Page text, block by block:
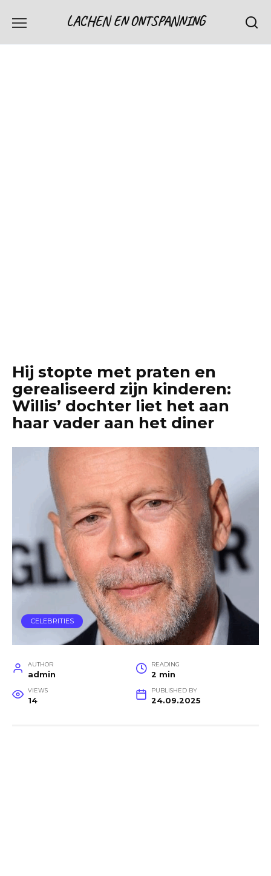
LACHEN EN ONTSPANNING
Hij stopte met praten en
gerealiseerd zijn kinderen:
Willis’ dochter liet het aan
haar vader aan het diner
CELEBRITIES
AUTHOR
admin
READING
2 min
VIEWS
14
PUBLISHED BY
24.09.2025